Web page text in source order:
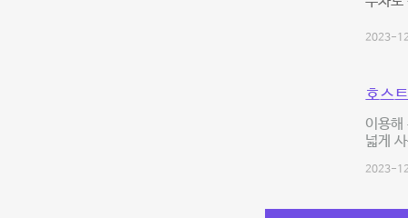
2023-
호스
이용
넓게
2023-